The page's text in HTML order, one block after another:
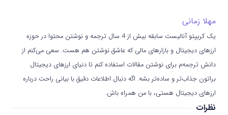
مهلا زمانی
یک کریپتو آنالیست سابقه بیش از 4 سال ترجمه و نوشتن محتوا در حوزه
ارزهای دیجیتال و بازارهای مالی که عاشق نوشتن هم هست. سعی می‌کنم از
دانش ترجمه‌م برای نوشتن مقالات استفاده کنم تا دنیای ارزهای دیجیتال
براتون جذاب‌تر و ساده‌تر بشه. اگه دنبال اطلاعات دقیق با بیانی راحت درباره
ارزهای دیجیتال هستی، با من همراه باش.
نظرات